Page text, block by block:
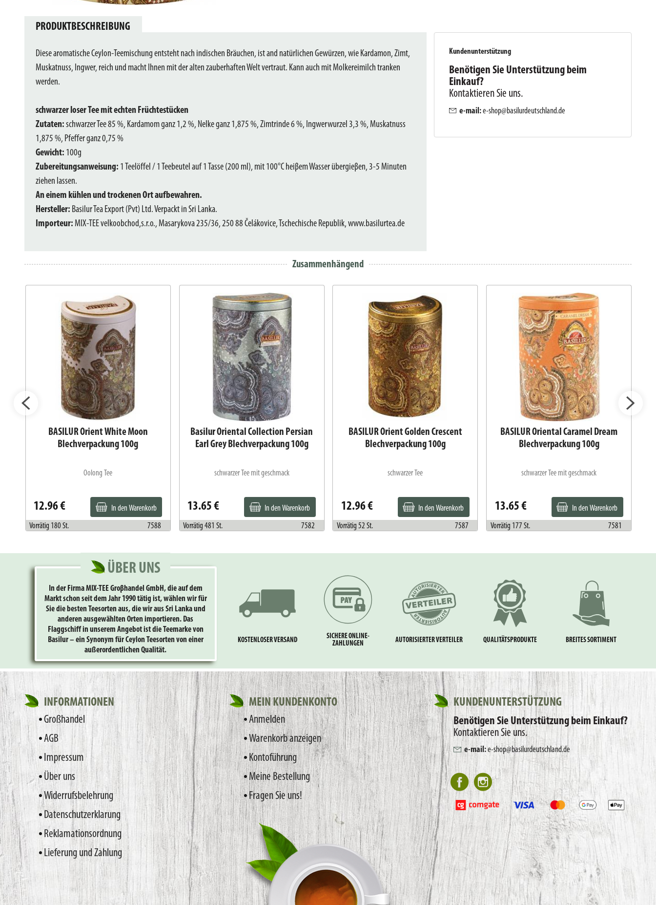
PRODUKTBESCHREIBUNG
Diese aromatische Ceylon-Teemischung entsteht nach indischen Bräuchen, ist and natürlichen Gewürzen, wie Kardamon, Zimt,
Muskatnuss, Ingwer, reich und macht Ihnen mit der alten zauberhaften Welt vertraut. Kann auch mit Molkereimilch tranken
werden.
schwarzer loser Tee mit echten Früchtestücken
Zutaten: schwarzer Tee 85 %, Kardamom ganz 1,2 %, Nelke ganz 1,875 %, Zimtrinde 6 %, Ingwerwurzel 3,3 %, Muskatnuss
1,875 %, Pfeffer ganz 0,75 %
Gewicht: 100g
Zubereitungsanweisung: 1 Teelöffel / 1 Teebeutel auf 1 Tasse (200 ml), mit 100°C heiβem Wasser übergieβen, 3-5 Minuten
ziehen lassen.
An einem kühlen und trockenen Ort aufbewahren.
Hersteller: Basilur Tea Export (Pvt) Ltd. Verpackt in Sri Lanka.
Importeur: MIX-TEE velkoobchod,s.r.o., Masarykova 235/36, 250 88 Čelákovice, Tschechische Republik, www.basilurtea.de
Kundenunterstützung
Benötigen Sie Unterstützung beim
Einkauf?
Kontaktieren Sie uns.
e-mail:e-shop@basilurdeutschland.de
Zusammenhängend
BASILUR Orient White Moon
Blechverpackung 100g
Oolong Tee
12.96 € In den Warenkorb
Vorrätig 180 St. 7588
Basilur Oriental Collection Persian
Earl Grey Blechverpackung 100g
schwarzer Tee mit geschmack
13.65 € In den Warenkorb
Vorrätig 481 St. 7582
BASILUR Orient Golden Crescent
Blechverpackung 100g
schwarzer Tee
12.96 € In den Warenkorb
Vorrätig 52 St. 7587
BASILUR Oriental Caramel Dream
Blechverpackung 100g
schwarzer Tee mit geschmack
13.65 € In den Warenkorb
Vorrätig 177 St. 7581
ÜBER UNS
In der Firma MIX-TEE Groβhandel GmbH, die auf dem
Markt schon seit dem Jahr 1990 tätig ist, wählen wir für
Sie die besten Teesorten aus, die wir aus Sri Lanka und
anderen ausgewählten Orten importieren. Das
Flaggschiff in unserem Angebot ist die Teemarke von
Basilur – ein Synonym für Ceylon Teesorten von einer
außerordentlichen Qualität.
KOSTENLOSER VERSAND
SICHERE ONLINE-
ZAHLUNGEN
AUTORISIERTER VERTEILER QUALITÄTSPRODUKTE BREITES SORTIMENT
INFORMATIONEN
Großhandel
AGB
Impressum
Über uns
Widerrufsbelehrung
Datenschutzerklarung
Reklamationsordnung
Lieferung und Zahlung
MEIN KUNDENKONTO
Anmelden
Warenkorb anzeigen
Kontoführung
Meine Bestellung
Fragen Sie uns!
KUNDENUNTERSTÜTZUNG
Benötigen Sie Unterstützung beim Einkauf?
Kontaktieren Sie uns.
e-mail:e-shop@basilurdeutschland.de